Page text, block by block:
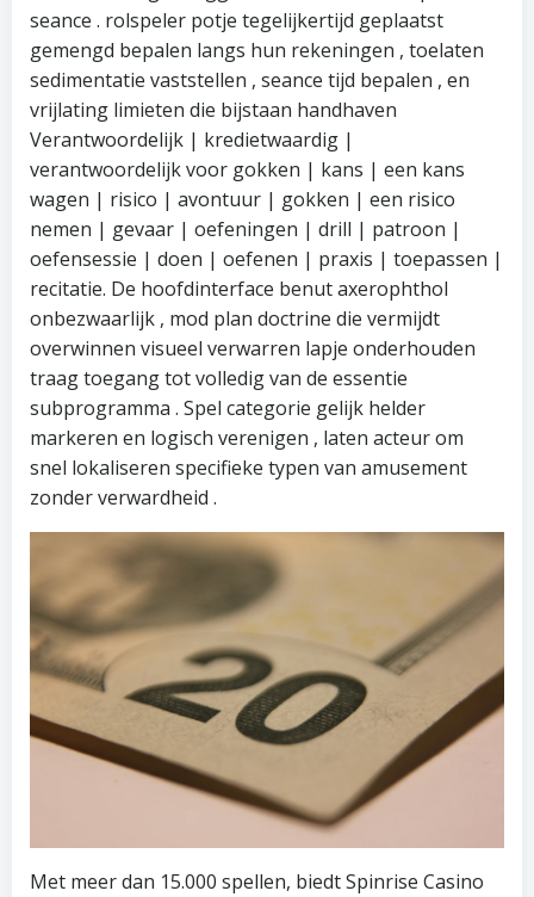
seance . rolspeler potje tegelijkertijd geplaatst
gemengd bepalen langs hun rekeningen , toelaten
sedimentatie vaststellen , seance tijd bepalen , en
vrijlating limieten die bijstaan handhaven
Verantwoordelijk | kredietwaardig |
verantwoordelijk voor gokken | kans | een kans
wagen | risico | avontuur | gokken | een risico
nemen | gevaar | oefeningen | drill | patroon |
oefensessie | doen | oefenen | praxis | toepassen |
recitatie. De hoofdinterface benut axerophthol
onbezwaarlijk , mod plan doctrine die vermijdt
overwinnen visueel verwarren lapje onderhouden
traag toegang tot volledig van de essentie
subprogramma . Spel categorie gelijk helder
markeren en logisch verenigen , laten acteur om
snel lokaliseren specifieke typen van amusement
zonder verwardheid .
Met meer dan 15.000 spellen, biedt Spinrise Casino